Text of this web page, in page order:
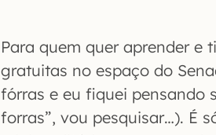
Para quem quer aprender e
gratuitas no espaço do
fórras e eu fiquei pensando
forras”, vou pesquisar…). É